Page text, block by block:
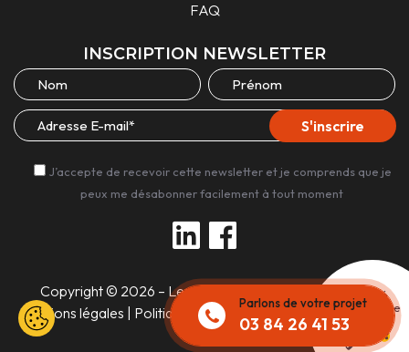
FAQ
INSCRIPTION NEWSLETTER
J’accepte de recevoir cette newsletter et je comprends que je
peux me désabonner facilement à tout moment
Copyright © 2026 – Les Experts Unis |
Mentions légales
Politique de confidentialité
Réalisé
par l'agence
Parlons de votre projet
03 84 26 41 53